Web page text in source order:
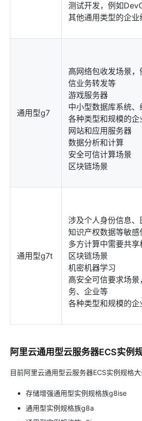
测试开发，例如
其他通用类型的企业
通用型g7
高网络包收发场景
信业务转发等
游戏服务器
中小型数据库系统
各种类型和规模的企
网站和应用服务器
数据分析和计算
安全可信计算场景
区块链场景
通用型g7t
涉及个人身份信息
知识产权数据等敏感
多方计算中需要共享
区块链场景
机密机器学习
高安全可信要求场
务、企业等
各种类型和规模的企
阿里云通用型云服务器ECS实例
目前阿里云通用型云服务器ECS实例规格大
存储增强通用型实例规格族g8ise
通用型实例规格族g8a